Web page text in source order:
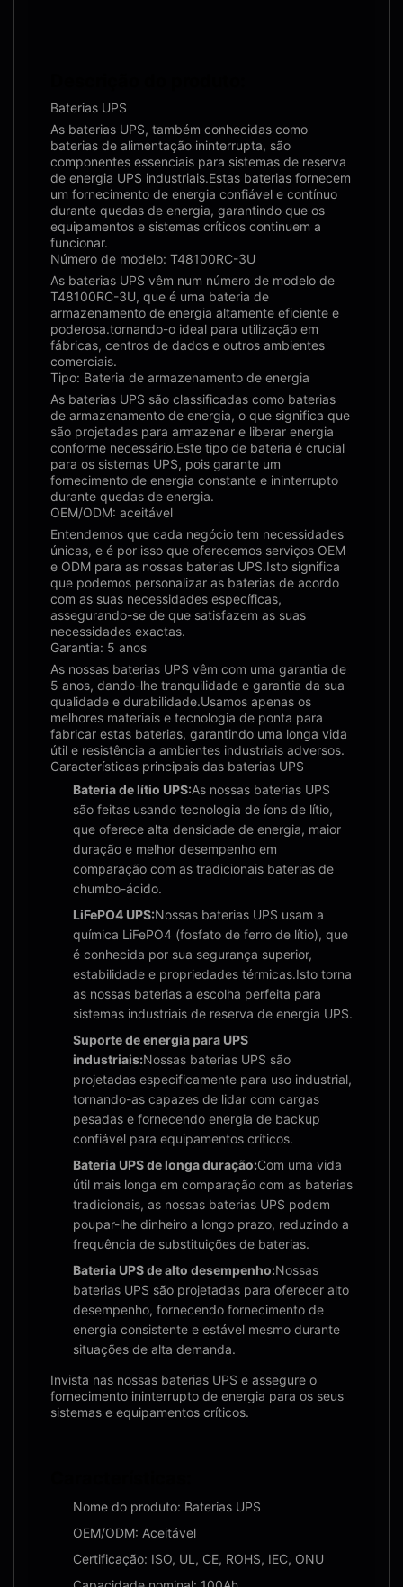
Baterias UPS
As baterias UPS, também conhecidas como
baterias de alimentação ininterrupta, são
componentes essenciais para sistemas de reserva
de energia UPS industriais.Estas baterias fornecem
um fornecimento de energia confiável e contínuo
durante quedas de energia, garantindo que os
equipamentos e sistemas críticos continuem a
funcionar.
Número de modelo: T48100RC-3U
As baterias UPS vêm num número de modelo de
T48100RC-3U, que é uma bateria de
armazenamento de energia altamente eficiente e
poderosa.tornando-o ideal para utilização em
fábricas, centros de dados e outros ambientes
comerciais.
Tipo: Bateria de armazenamento de energia
As baterias UPS são classificadas como baterias
de armazenamento de energia, o que significa que
são projetadas para armazenar e liberar energia
conforme necessário.Este tipo de bateria é crucial
para os sistemas UPS, pois garante um
fornecimento de energia constante e ininterrupto
durante quedas de energia.
OEM/ODM: aceitável
Entendemos que cada negócio tem necessidades
únicas, e é por isso que oferecemos serviços OEM
e ODM para as nossas baterias UPS.Isto significa
que podemos personalizar as baterias de acordo
com as suas necessidades específicas,
assegurando-se de que satisfazem as suas
necessidades exactas.
Garantia: 5 anos
As nossas baterias UPS vêm com uma garantia de
5 anos, dando-lhe tranquilidade e garantia da sua
qualidade e durabilidade.Usamos apenas os
melhores materiais e tecnologia de ponta para
fabricar estas baterias, garantindo uma longa vida
útil e resistência a ambientes industriais adversos.
Características principais das baterias UPS
Bateria de lítio UPS:As nossas baterias UPS
são feitas usando tecnologia de íons de lítio,
que oferece alta densidade de energia, maior
duração e melhor desempenho em
comparação com as tradicionais baterias de
chumbo-ácido.
LiFePO4 UPS:Nossas baterias UPS usam a
química LiFePO4 (fosfato de ferro de lítio), que
é conhecida por sua segurança superior,
estabilidade e propriedades térmicas.Isto torna
as nossas baterias a escolha perfeita para
sistemas industriais de reserva de energia UPS.
Suporte de energia para UPS
industriais:Nossas baterias UPS são
projetadas especificamente para uso industrial,
tornando-as capazes de lidar com cargas
pesadas e fornecendo energia de backup
confiável para equipamentos críticos.
Bateria UPS de longa duração:Com uma vida
útil mais longa em comparação com as baterias
tradicionais, as nossas baterias UPS podem
poupar-lhe dinheiro a longo prazo, reduzindo a
frequência de substituições de baterias.
Bateria UPS de alto desempenho:Nossas
baterias UPS são projetadas para oferecer alto
desempenho, fornecendo fornecimento de
energia consistente e estável mesmo durante
situações de alta demanda.
Invista nas nossas baterias UPS e assegure o
fornecimento ininterrupto de energia para os seus
sistemas e equipamentos críticos.
Nome do produto: Baterias UPS
OEM/ODM: Aceitável
Certificação: ISO, UL, CE, ROHS, IEC, ONU